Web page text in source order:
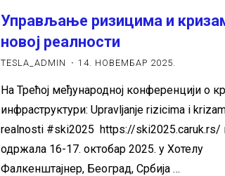
модели
у
српског
културног
наслеђа"
Управљање ризицима и
новој реалности
TESLA_ADMIN 14. НОВЕМБАР 2025.
На Трећој међународној конференцији о
инфраструктури: Upravljanje rizicima i
realnosti #ski2025 https://ski2025.caruk.rs/
одржала 16-17. октобар 2025. у Хотелу
Фалкенштајнер, Београд, Србија …